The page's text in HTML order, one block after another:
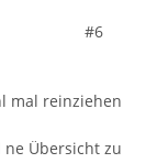
#6
mal reinziehen
Übersicht zu